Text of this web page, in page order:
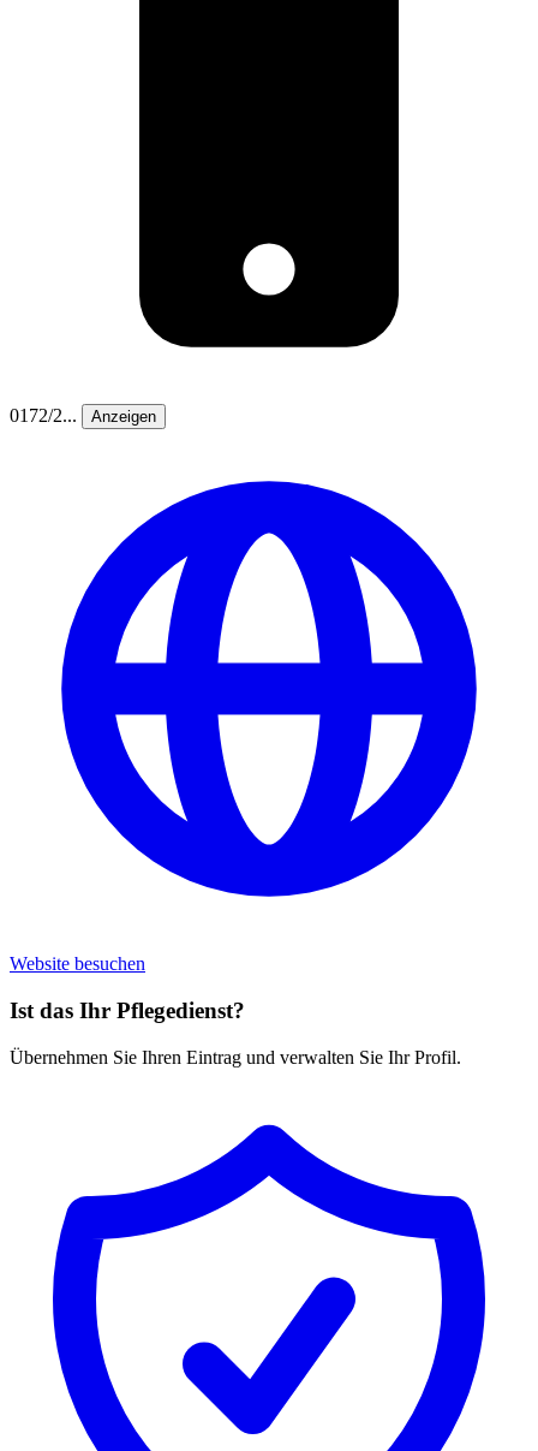
0172/2... Anzeigen
Website besuchen
Ist das Ihr Pflegedienst?
Übernehmen Sie Ihren Eintrag und verwalten Sie Ihr Profil.